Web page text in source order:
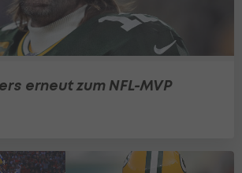
erneut zum NFL-MVP